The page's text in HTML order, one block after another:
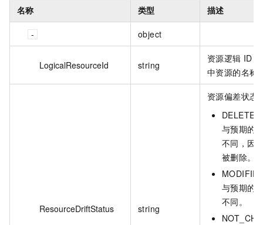
名称 类型 描述
object
LogicalResourceId string
资源逻辑 ID
中资源的名称
ResourceDriftStatus string
资源偏差状态
与预期的
不同，因
被删除。
与预期的
不同。